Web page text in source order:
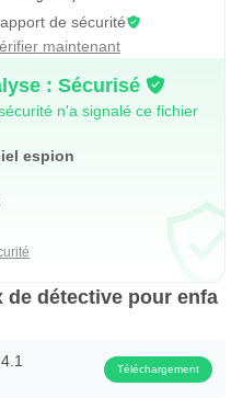
qui ont réussi à
et ne pas avoir besoin de
enseignants pour les
collection de jeux
les enfants à
leur environnement.
éducateurs
afin de fournir du
de sécurité
maintenant
: Sécurisé
n'a signalé ce fichier
espion
détective pour enfa
Téléchargement